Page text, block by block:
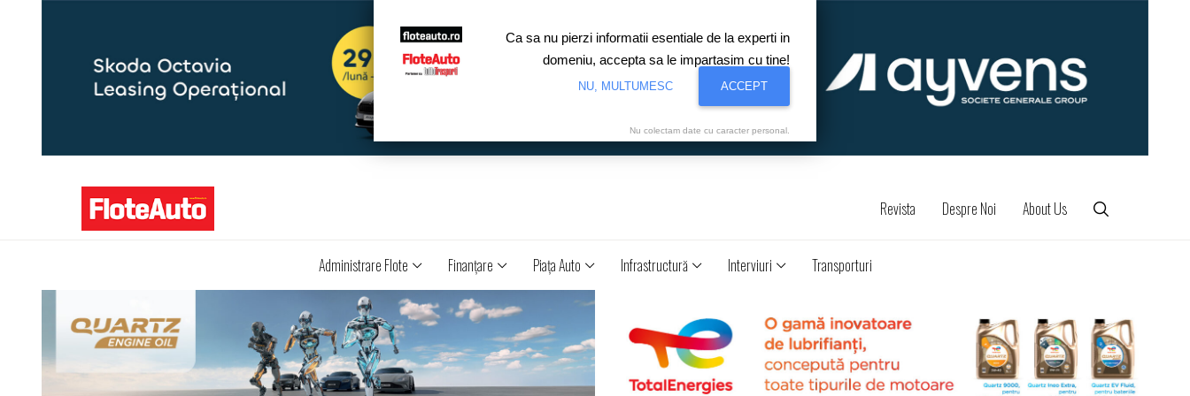
Revista Despre Noi About Us
Administrare Flote Finanţare Piaţa Auto Infrastructură Interviuri Transporturi
Ca sa nu pierzi informatii esentiale de la experti in
domeniu, accepta sa le impartasim cu tine!
NU, MULTUMESC ACCEPT
Nu colectam date cu caracter personal.